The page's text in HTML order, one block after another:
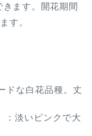
ます。開花期間
す。
ドな白花品種。丈
：淡いピンクで大